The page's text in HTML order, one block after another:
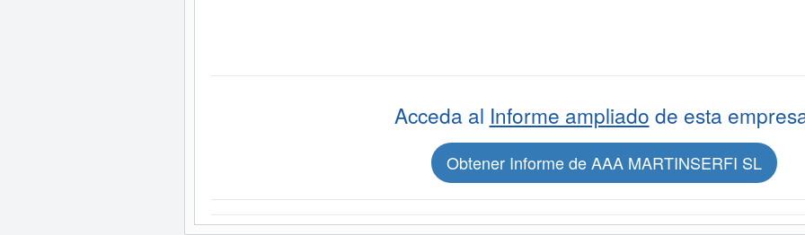
Acceda al Informe ampliado de esta
Obtener Informe de AAA MARTINSERFI SL